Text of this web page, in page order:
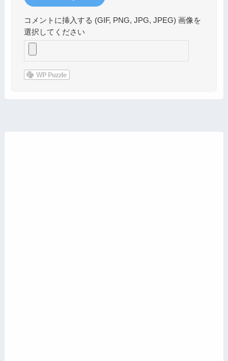
コメントに挿入する (GIF, PNG, JPG, JPEG) 画像を
選択してください